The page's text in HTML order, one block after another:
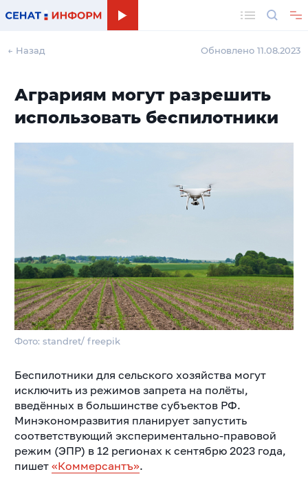
← Назад Обновлено 11.08.2023
Аграриям могут разрешить
использовать беспилотники
Фото: standret/ freepik
Беспилотники для сельского хозяйства могут
исключить из режимов запрета на полёты,
введённых в большинстве субъектов РФ.
Минэкономразвития планирует запустить
соответствующий экспериментально-правовой
режим (ЭПР) в 12 регионах к сентябрю 2023 года,
пишет «Коммерсантъ».